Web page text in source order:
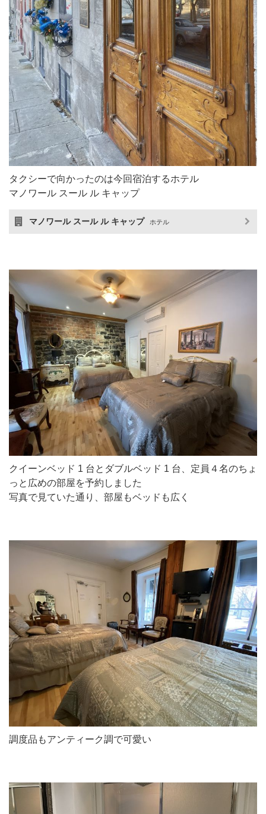
タクシーで向かったのは今回宿泊するホテル
マノワール スール ル キャップ
マノワール スール ル キャップ ホテル
クイーンベッド 1 台とダブルベッド 1 台、定員４名のちょ
っと広めの部屋を予約しました
写真で見ていた通り、部屋もベッドも広く
調度品もアンティーク調で可愛い